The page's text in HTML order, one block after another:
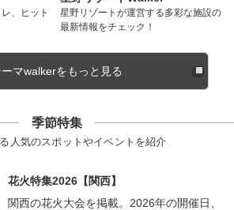
、ヒット
星野リゾートが運営する多彩な施設の
最新情報をチェック！
ーマwalkerをもっと見る
季節特集
人気のスポットやイベントを紹介
花火特集2026【関西】
関西の花火大会を掲載。2026年の開催日、